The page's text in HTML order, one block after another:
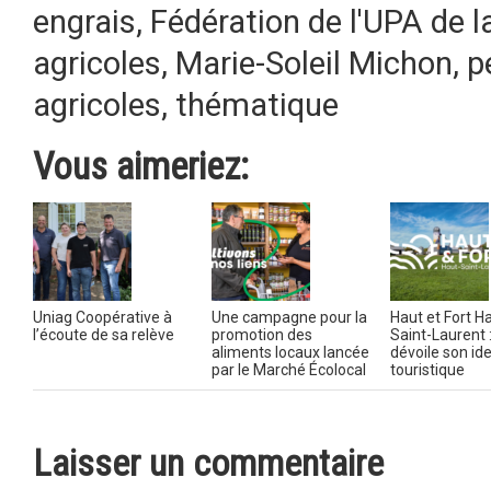
engrais, Fédération de l'UPA de
agricoles, Marie-Soleil Michon,
agricoles, thématique
Vous aimeriez:
Uniag Coopérative à
l’écoute de sa relève
Une campagne pour la
promotion des
aliments locaux lancée
par le Marché Écolocal
Haut et Fort
Saint-Laurent
dévoile son
touristique
Laisser un commentaire